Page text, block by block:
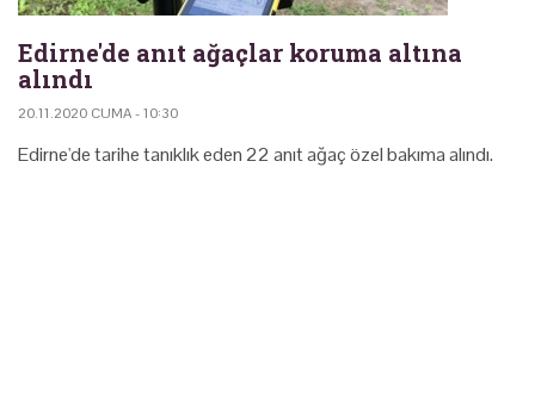
Edirne'de anıt ağaçlar koruma altına
alındı
20.11.2020 CUMA - 10:30
Edirne'de tarihe tanıklık eden 22 anıt ağaç özel bakıma alındı.